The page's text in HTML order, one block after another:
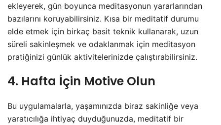
ekleyerek, gün boyunca meditasyonun yararlarından
bazılarını koruyabilirsiniz. Kısa bir meditatif durumu
elde etmek için birkaç basit teknik kullanarak, uzun
süreli sakinleşmek ve odaklanmak için meditasyon
pratiğinizi günlük aktivitelerinizde çalıştırabilirsiniz.
4. Hafta İçin Motive Olun
Bu uygulamalarla, yaşamınızda biraz sakinliğe veya
yaratıcılığa ihtiyaç duyduğunuzda, meditatif bir